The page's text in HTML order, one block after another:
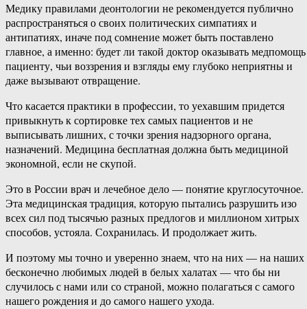
Медику правилами деонтологии не рекомендуется публично
распространяться о своих политических симпатиях и
антипатиях, иначе под сомнение может быть поставлено
главное, а именно: будет ли такой доктор оказывать медпомощь
пациенту, чьи воззрения и взгляды ему глубоко неприятны и
даже вызывают отвращение.
Что касается практики в профессии, то уехавшим придется
привыкнуть к сортировке тех самых пациентов и не
выписывать лишних, с точки зрения надзорного органа,
назначений. Медицина бесплатная должна быть медициной
экономной, если не скупой.
Это в России врач и лечебное дело — понятие круглосуточное.
Эта медицинская традиция, которую пытались разрушить изо
всех сил под тысячью разных предлогов и миллионом хитрых
способов, устояла. Сохранилась. И продолжает жить.
И поэтому мы точно и уверенно знаем, что на них — на наших
бесконечно любимых людей в белых халатах — что бы ни
случилось с нами или со страной, можно полагаться с самого
нашего рождения и до самого нашего ухода.